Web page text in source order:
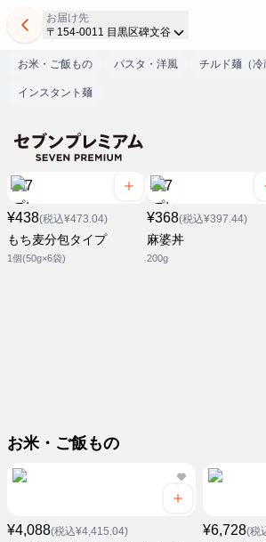
お届け先
〒154-0011 目黒区碑文谷
お米・ご飯もの パスタ・洋風 チルド麺（冷
インスタント麺
¥438(税込¥473.04)
もち麦分包タイプ
1個(50g×6袋)
¥368(税込¥397.44)
麻婆丼
200g
お米・ご飯もの
¥4,088(税込¥4,415.04) ¥6,728(税